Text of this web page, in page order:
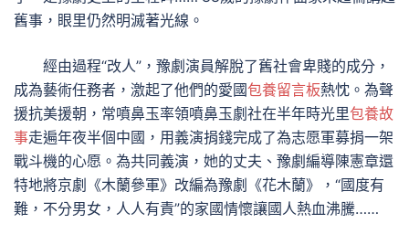
舊事，眼里仍然明滅著光線。
經由過程“改人”，豫劇演員解脫了舊社會卑賤的成分，
成為藝術任務者，激起了他們的愛國包養留言板熱忱。為聲
援抗美援朝，常噴鼻玉率領噴鼻玉劇社在半年時光里包養故
事走遍年夜半個中國，用義演捐錢完成了為志愿軍募捐一架
戰斗機的心愿。為共同義演，她的丈夫、豫劇編導陳憲章還
特地將京劇《木蘭參軍》改編為豫劇《花木蘭》，“國度有
難，不分男女，人人有責”的家國情懷讓國人熱血沸騰……